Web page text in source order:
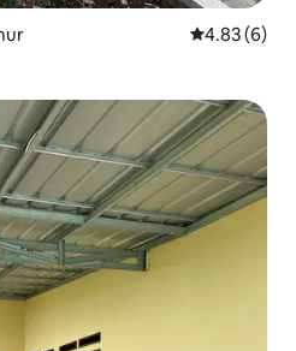
平均评分
4.83 (6)